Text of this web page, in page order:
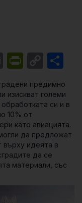
Email
предимно
изискват големи
си и в
10% от
като авиацията.
да предложат
върху идеята в
да се
материали, със